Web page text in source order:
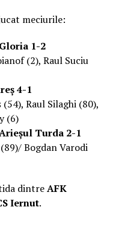
meciurile:
1-2
(2), Raul Suciu
4-1
Raul Silaghi (80),
(6)
Turda 2-1
Bogdan Varodi
dintreAFK
Iernut.